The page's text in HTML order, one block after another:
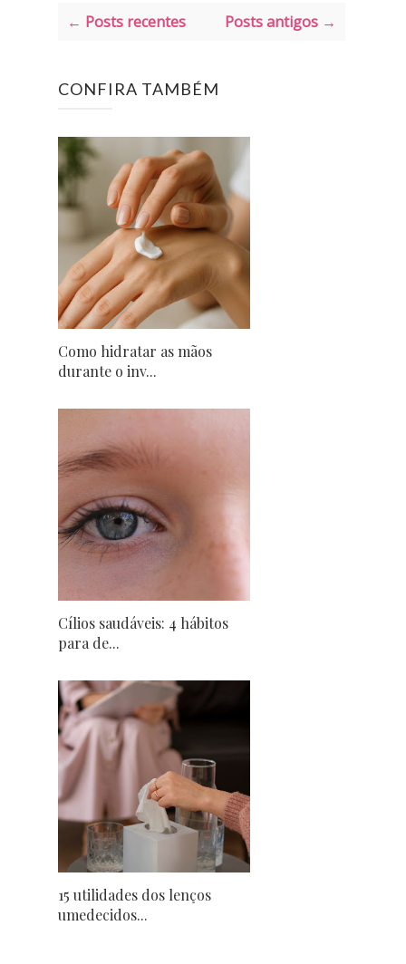
← Posts recentes Posts antigos →
CONFIRA TAMBÉM
Como hidratar as mãos
durante o inv...
Cílios saudáveis: 4 hábitos
para de...
15 utilidades dos lenços
umedecidos...